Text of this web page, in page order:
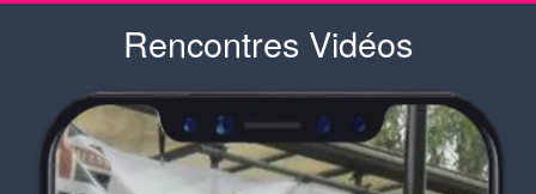
Rencontres Vidéos